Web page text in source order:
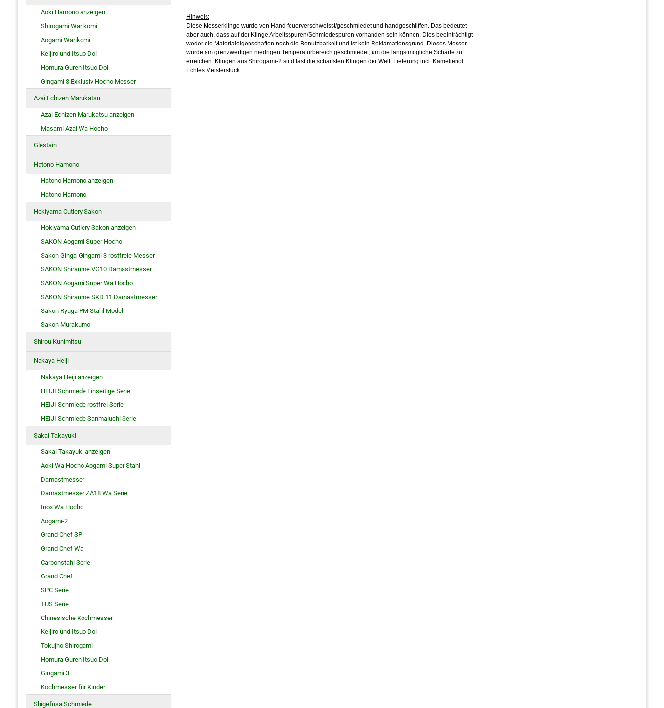
Hinweis:
Diese Messerklinge wurde von Hand feuerverschweisst/geschmiedet und handgeschliffen. Das bedeutet
aber auch, dass auf der Klinge Arbeitsspuren/Schmiedespuren vorhanden sein können. Dies beeinträchtigt
weder die Materialeigenschaften noch die Benutzbarkeit und ist kein Reklamationsgrund. Dieses Messer
wurde am grenzwertigen niedrigen Temperaturbereich geschmiedet, um die längstmögliche Schärfe zu
erreichen. Klingen aus Shirogami-2 sind fast die schärfsten Klingen der Welt. Lieferung incl. Kamelienöl.
Echtes Meisterstück
Aoki Hamono anzeigen
Shirogami Warikomi
Aogami Warikomi
Keijiro und Itsuo Doi
Homura Guren Itsuo Doi
Gingami 3 Exklusiv Hocho Messer
Azai Echizen Marukatsu
Azai Echizen Marukatsu anzeigen
Masami Azai Wa Hocho
Glestain
Hatono Hamono
Hatono Hamono anzeigen
Hatono Hamono
Hokiyama Cutlery Sakon
Hokiyama Cutlery Sakon anzeigen
SAKON Aogami Super Hocho
Sakon Ginga-Gingami 3 rostfreie Messer
SAKON Shiraume VG10 Damastmesser
SAKON Aogami Super Wa Hocho
SAKON Shiraume SKD 11 Damastmesser
Sakon Ryuga PM Stahl Model
Sakon Murakumo
Shirou Kunimitsu
Nakaya Heiji
Nakaya Heiji anzeigen
HEIJI Schmiede Einseitige Serie
HEIJI Schmiede rostfrei Serie
HEIJI Schmiede Sanmaiuchi Serie
Sakai Takayuki
Sakai Takayuki anzeigen
Aoki Wa Hocho Aogami Super Stahl
Damastmesser
Damastmesser ZA18 Wa Serie
Inox Wa Hocho
Aogami-2
Grand Chef SP
Grand Chef Wa
Carbonstahl Serie
Grand Chef
SPC Serie
TUS Serie
Chinesische Kochmesser
Keijiro und Itsuo Doi
Tokujho Shirogami
Homura Guren Itsuo Doi
Gingami 3
Kochmesser für Kinder
Shigefusa Schmiede